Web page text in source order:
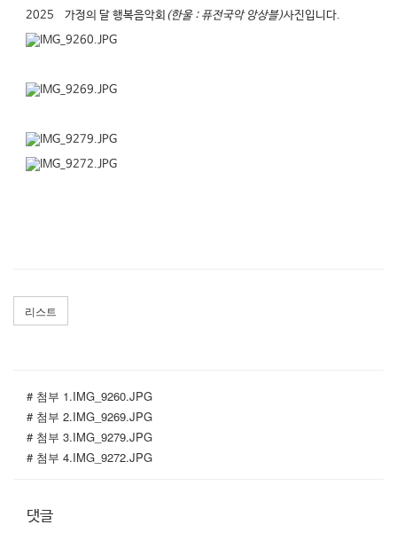
2025 가정의 달 행복음악회 (한울 : 퓨전국악 앙상블)사진입니다.
리스트
# 첨부 1.IMG_9260.JPG
# 첨부 2.IMG_9269.JPG
# 첨부 3.IMG_9279.JPG
# 첨부 4.IMG_9272.JPG
댓글